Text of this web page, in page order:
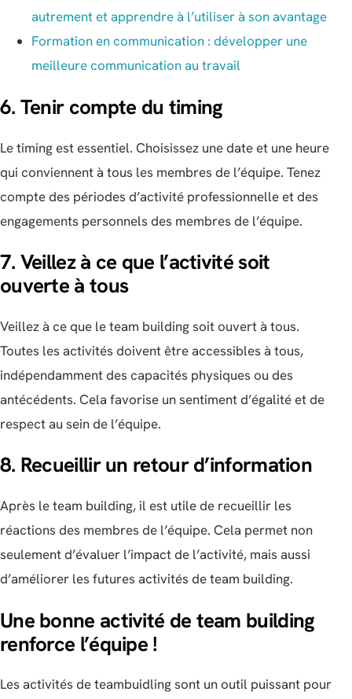
autrement et apprendre à l’utiliser à son avantage
Formation en communication : développer une
meilleurecommunication au travail
6. Tenir compte du timing
Le timing est essentiel. Choisissez une date et une heure
qui conviennent à tous les membres de l’équipe. Tenez
compte des périodes d’activité professionnelle et des
engagements personnels des membres de l’équipe.
7. Veillez à ce que l’activité soit
ouverte à tous
Veillez à ce que le team building soit ouvert à tous.
Toutes les activités doivent être accessibles à tous,
indépendamment des capacités physiques ou des
antécédents. Cela favorise un sentiment d’égalité et de
respect au sein de l’équipe.
8. Recueillir un retour d’information
Après le team building, il est utile de recueillir les
réactions des membres de l’équipe. Cela permet non
seulement d’évaluer l’impact de l’activité, mais aussi
d’améliorer les futures activités de team building.
Une bonne activité de team building
renforce l’équipe !
Les activités de teambuidling sont un outil puissant pour